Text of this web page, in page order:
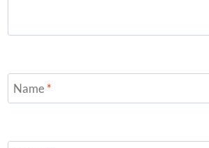
Name*